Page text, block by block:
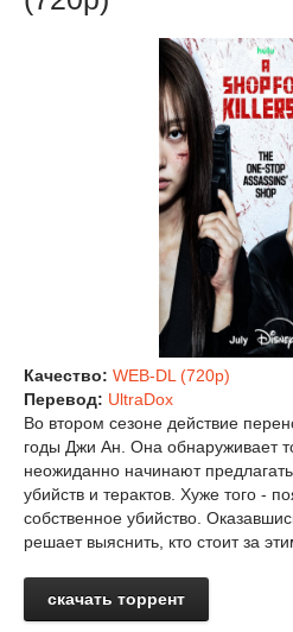
Качество: WEB-DL (720p)
Перевод: UltraDox
Во втором сезоне действие
годы Джи Ан. Она обнаруживает
неожиданно начинают
убийств и терактов. Хуже того -
собственное убийство.
решает выяснить, кто стоит за
скачать торрент